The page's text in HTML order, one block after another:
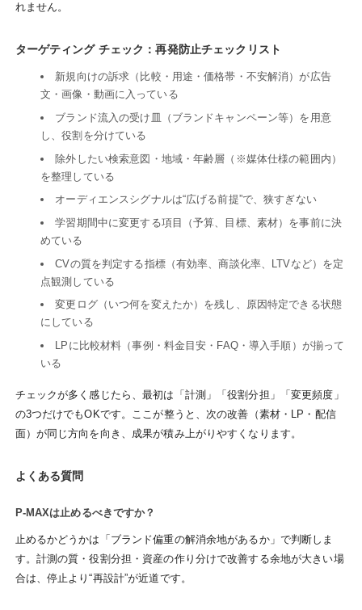
れません。
ターゲティング チェック：再発防止チェックリスト
新規向けの訴求（比較・用途・価格帯・不安解消）が広告
文・画像・動画に入っている
ブランド流入の受け皿（ブランドキャンペーン等）を用意
し、役割を分けている
除外したい検索意図・地域・年齢層（※媒体仕様の範囲内）
を整理している
オーディエンスシグナルは“広げる前提”で、狭すぎない
学習期間中に変更する項目（予算、目標、素材）を事前に決
めている
CVの質を判定する指標（有効率、商談化率、LTVなど）を定
点観測している
変更ログ（いつ何を変えたか）を残し、原因特定できる状態
にしている
LPに比較材料（事例・料金目安・FAQ・導入手順）が揃って
いる
チェックが多く感じたら、最初は「計測」「役割分担」「変更頻度」
の3つだけでもOKです。ここが整うと、次の改善（素材・LP・配信
面）が同じ方向を向き、成果が積み上がりやすくなります。
よくある質問
P-MAXは止めるべきですか？
止めるかどうかは「ブランド偏重の解消余地があるか」で判断しま
す。計測の質・役割分担・資産の作り分けで改善する余地が大きい場
合は、停止より“再設計”が近道です。